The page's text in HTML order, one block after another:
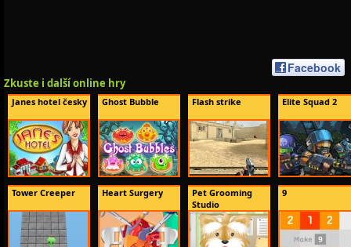
Facebook
Zkuste i další online hry
Janes hotel česky Ghost Bubble Flash strike Elite Squad 2
Tower Creeper Heart Surgery
Pet Grooming
Studio
9